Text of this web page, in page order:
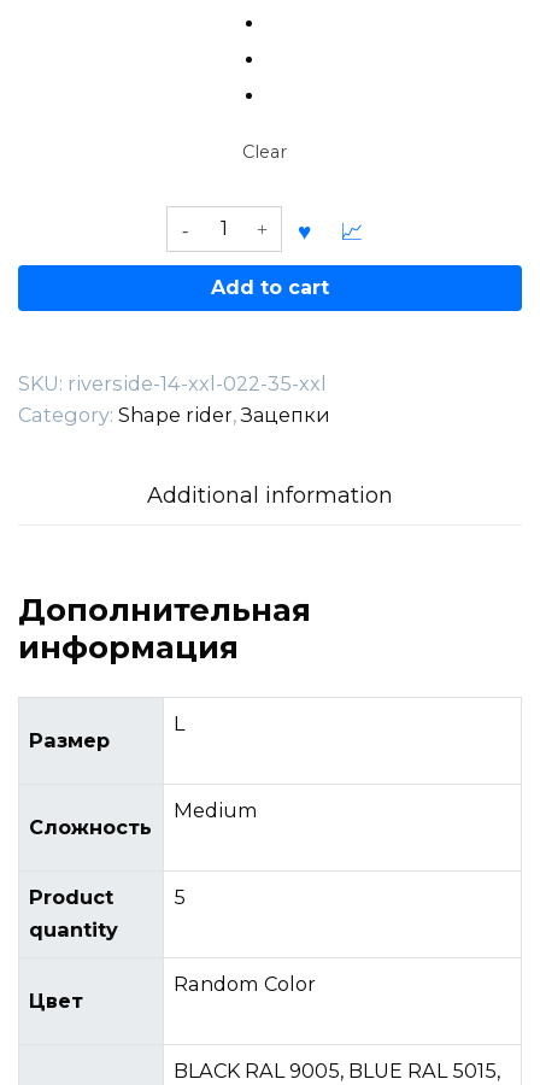
Clear
Riverside
14
—
Add to cart
SKU: riverside-14-xxl-022-35-xxl
Category: Shape rider,Зацепки
Additional information
Дополнительная
информация
Размер
L
Сложность
Medium
Product
quantity
5
Цвет
Random Color
BLACK RAL 9005, BLUE RAL 5015,